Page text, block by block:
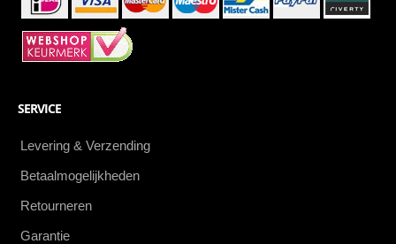
SERVICE
Levering & Verzending
Betaalmogelijkheden
Retourneren
Garantie